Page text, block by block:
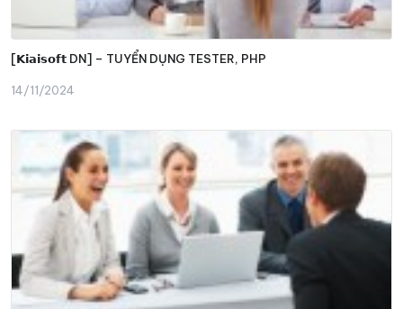
[𝗞𝗶𝗮𝗶𝘀𝗼𝗳𝘁 DN] – TUYỂN DỤNG TESTER, PHP
14/11/2024